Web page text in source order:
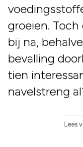
groeien.
bij na,
bevalling
tien
navelstreng
Lees